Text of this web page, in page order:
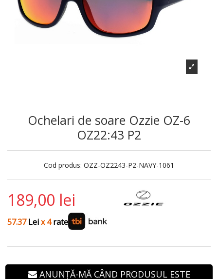
Ochelari de soare Ozzie OZ-6
OZ22:43 P2
Cod produs: OZZ-OZ2243-P2-NAVY-1061
189,00 lei
57.37Leix 4rate
ANUNȚĂ-MĂ CÂND PRODUSUL ESTE